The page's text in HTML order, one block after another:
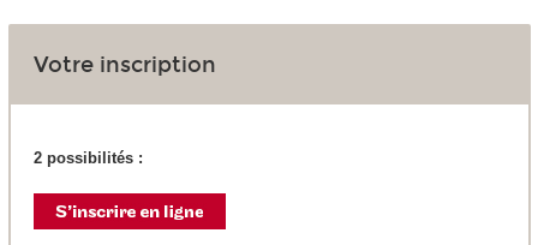
Votre inscription
2 possibilités :